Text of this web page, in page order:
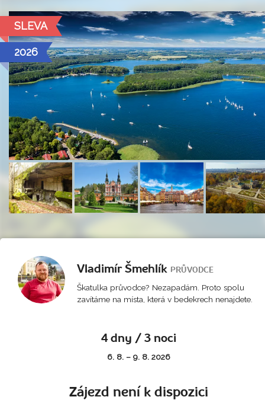
SLEVA
2026
Vladimír Šmehlík PRŮVODCE
Škatulka průvodce? Nezapadám. Proto spolu
zavítáme na místa, která v bedekrech nenajdete.
4 dny / 3 noci
6. 8. – 9. 8. 2026
Zájezd není k dispozici